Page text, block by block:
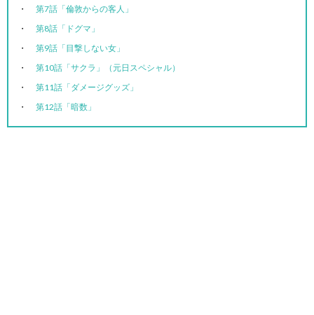
第7話「倫敦からの客人」
第8話「ドグマ」
第9話「目撃しない女」
第10話「サクラ」（元日スペシャル）
第11話「ダメージグッズ」
第12話「暗数」